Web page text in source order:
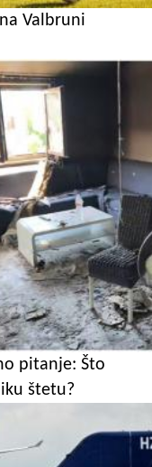
Valbruni
pitanje: Što
štetu?